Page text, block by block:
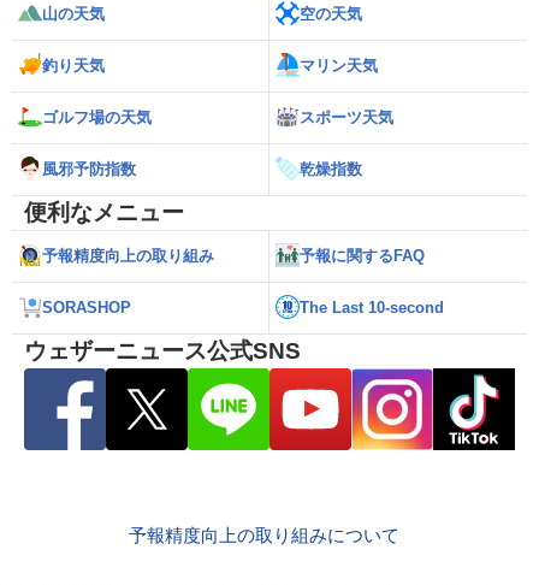
山の天気 空の天気
釣り天気 マリン天気
ゴルフ場の天気 スポーツ天気
風邪予防指数 乾燥指数
便利なメニュー
予報精度向上の取り組み 予報に関するFAQ
SORASHOP The Last 10-second
ウェザーニュース公式SNS
予報精度向上の取り組みについて